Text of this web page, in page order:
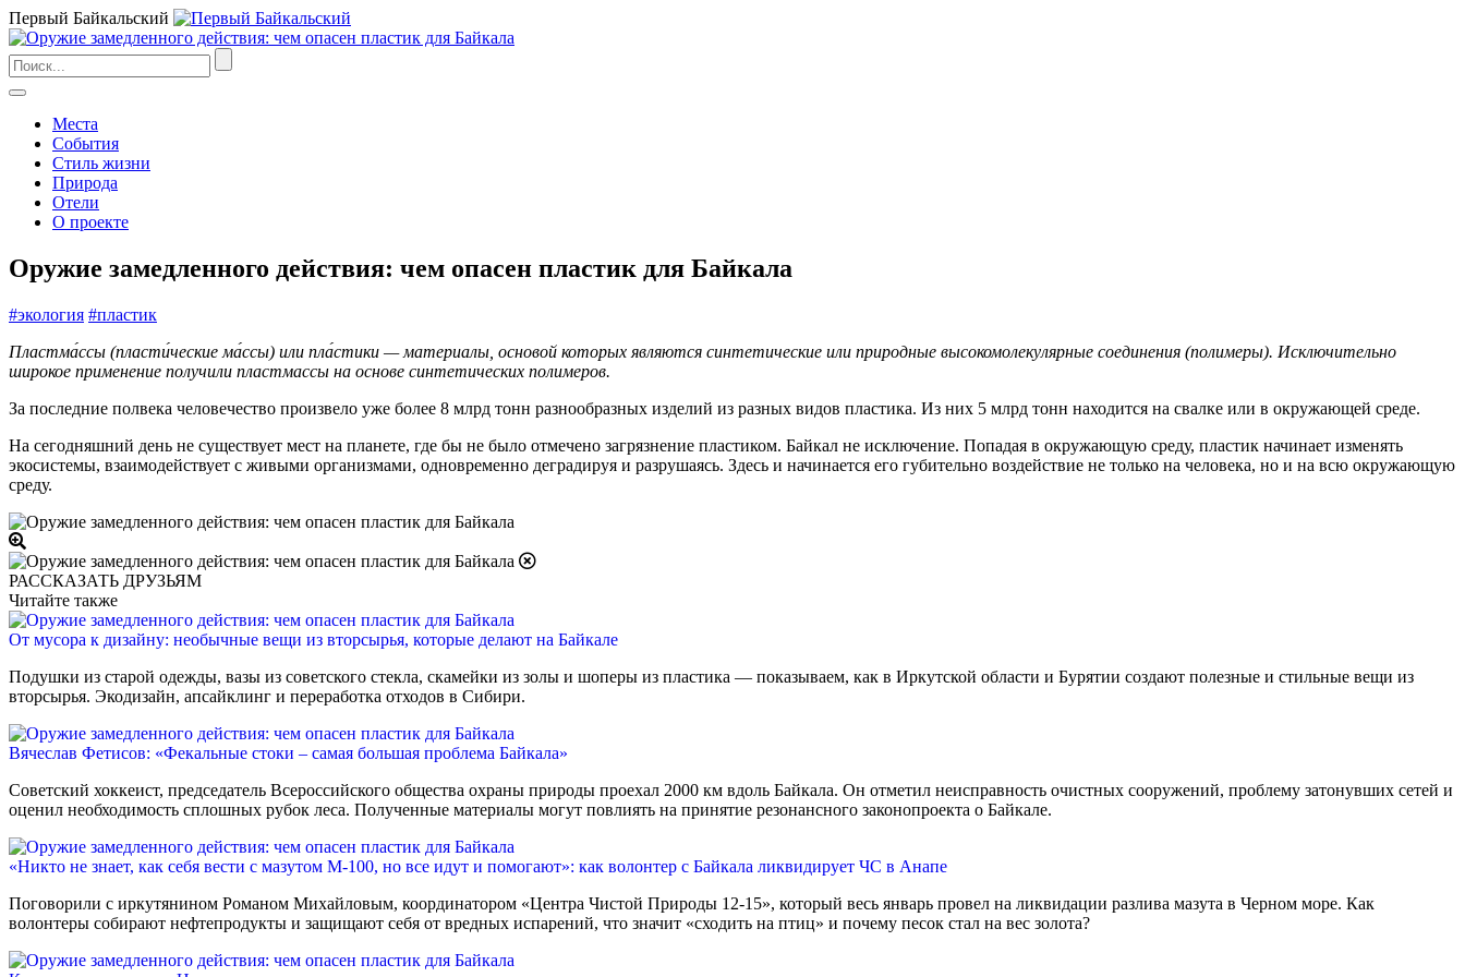
Первый Байкальский
Места
События
Стиль жизни
Природа
Отели
О проекте
Оружие замедленного действия: чем опасен пластик для Байкала
#экология #пластик
Пластма́ссы (пласти́ческие ма́ссы) или пла́стики — материалы, основой которых являются синтетические или природные высокомолекулярные соединения (полимеры). Исключительно
широкое применение получили пластмассы на основе синтетических полимеров.
За последние полвека человечество произвело уже более 8 млрд тонн разнообразных изделий из разных видов пластика. Из них 5 млрд тонн находится на свалке или в окружающей среде.
На сегодняшний день не существует мест на планете, где бы не было отмечено загрязнение пластиком. Байкал не исключение. Попадая в окружающую среду, пластик начинает изменять
экосистемы, взаимодействует с живыми организмами, одновременно деградируя и разрушаясь. Здесь и начинается его губительно воздействие не только на человека, но и на всю окружающую
среду.
РАССКАЗАТЬ ДРУЗЬЯМ
Читайте также
От мусора к дизайну: необычные вещи из вторсырья, которые делают на Байкале
Подушки из старой одежды, вазы из советского стекла, скамейки из золы и шоперы из пластика — показываем, как в Иркутской области и Бурятии создают полезные и стильные вещи из
вторсырья. Экодизайн, апсайклинг и переработка отходов в Сибири.
Вячеслав Фетисов: «Фекальные стоки – самая большая проблема Байкала»
Советский хоккеист, председатель Всероссийского общества охраны природы проехал 2000 км вдоль Байкала. Он отметил неисправность очистных сооружений, проблему затонувших сетей и
оценил необходимость сплошных рубок леса. Полученные материалы могут повлиять на принятие резонансного законопроекта о Байкале.
«Никто не знает, как себя вести с мазутом М-100, но все идут и помогают»: как волонтер с Байкала ликвидирует ЧС в Анапе
Поговорили с иркутянином Романом Михайловым, координатором «Центра Чистой Природы 12-15», который весь январь провел на ликвидации разлива мазута в Черном море. Как
волонтеры собирают нефтепродукты и защищают себя от вредных испарений, что значит «сходить на птиц» и почему песок стал на вес золота?